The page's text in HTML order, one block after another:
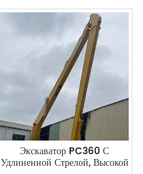
Земляных Работ.
Экскаватор PC360 С
Удлиненной Стрелой, Высокой